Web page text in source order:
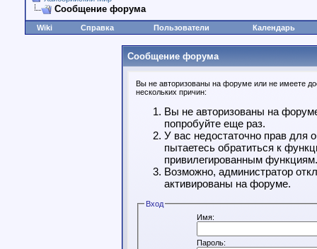
Сообщение форума
Wiki Справка Пользователи Календарь
Сообщение форума
Вы не авторизованы на форуме или не имеете
нескольких причин:
Вы не авторизованы на
попробуйте еще раз.
У вас недостаточно прав для
пытаетесь обратиться к
привилегированным функциям.
Возможно, администратор
активированы на форуме.
Вход
Имя:
Пароль: